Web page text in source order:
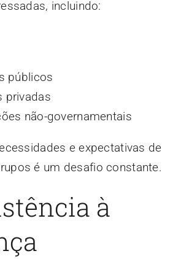
incluindo:
públicos
privadas
não-governamentais
e expectativas de
é um desafio constante.
à